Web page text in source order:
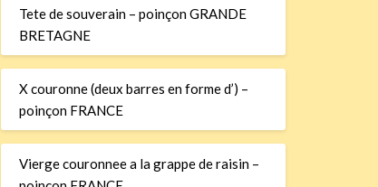
Tete de souverain – poinçon GRANDE
BRETAGNE
X couronne (deux barres en forme d’) –
poinçon FRANCE
Vierge couronnee a la grappe de raisin –